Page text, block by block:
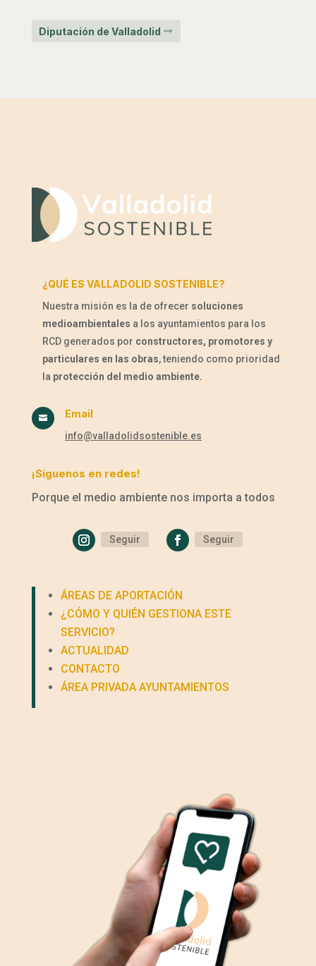
Diputación de Valladolid
¿QUÉ ES VALLADOLID SOSTENIBLE?
Nuestra misión es la de ofrecer soluciones
medioambientales a los ayuntamientos para los
RCD generados por constructores, promotores y
particulares en las obras, teniendo como prioridad
la protección del medio ambiente.
 Email
info@valladolidsostenible.es
¡Síguenos en redes!
Porque el medio ambiente nos importa a todos
Seguir Seguir
ÁREAS DE APORTACIÓN
¿CÓMO Y QUIÉN GESTIONA ESTE
SERVICIO?
ACTUALIDAD
CONTACTO
ÁREA PRIVADA AYUNTAMIENTOS